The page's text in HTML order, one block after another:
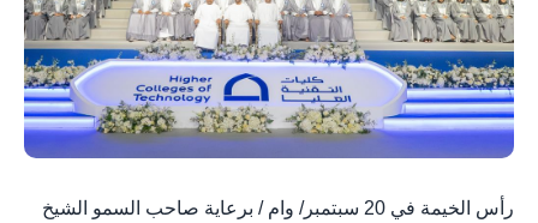
رأس الخيمة في 20 سبتمبر/ وام / برعاية صاحب السمو الشيخ